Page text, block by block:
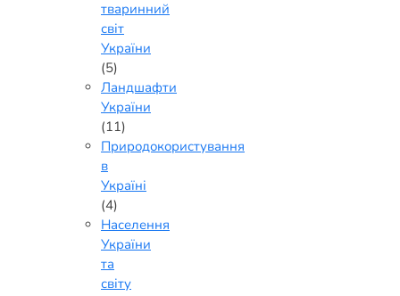
тваринний
світ
України
(5)
Ландшафти
України
(11)
Природокористування
в
Україні
(4)
Населення
України
та
світу